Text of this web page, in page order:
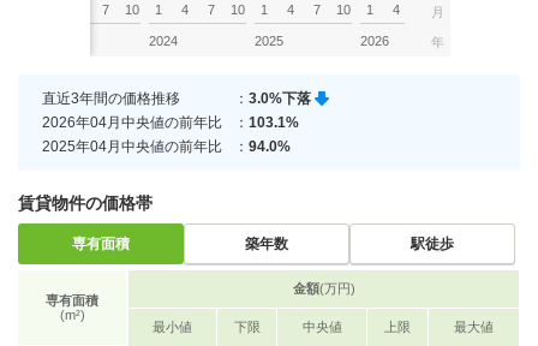
7 10 1 4 7 10
2024
1 4 7 10
2025
1 4
2026
月
年
直近3年間の価格推移 ： 3.0%下落
2026年04月中央値の前年比
： 103.1%
2025年04月中央値の前年比
： 94.0%
賃貸物件の価格帯
専有面積 築年数 駅徒歩
専有面積
(m²)
金額(万円)
最小値 下限 中央値 上限 最大値